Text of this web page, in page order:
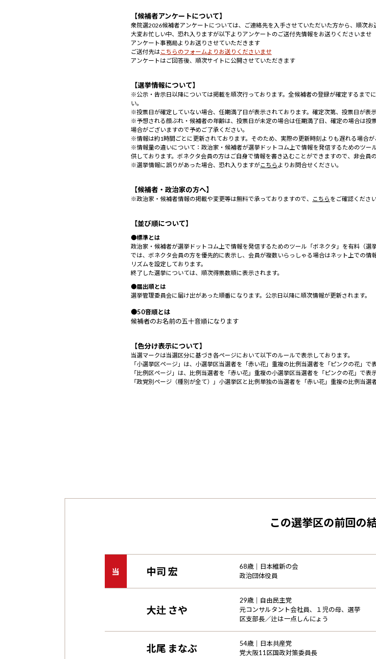
【候補者アンケートについて】
衆院選2026候補者アンケートについては、ご連絡先を入手させていただいた方から、順次お
大変お忙しい中、恐れ入りますが以下よりアンケートのご送付先情報をお送りくださいませ
アンケート事務局よりお送りさせていただきます
ご送付先はこちらのフォームよりお送りくださいませ
アンケートはご回答後、順次サイトに公開させていただきます
【選挙情報について】
※公示・告示日以降については掲載を順次行っております。全候補者の登録が確定するまで
い。
※投票日が確定していない場合、任期満了日が表示されております。確定次第、投票日が表
※予想される顔ぶれ・候補者の年齢は、投票日が未定の場合は任期満了日、確定の場合は投
場合がございますので予めご了承ください。
※情報は約1時間ごとに更新されております。そのため、実際の更新時刻よりも遅れる場合が
※情報量の違いについて：政治家・候補者が選挙ドットコム上で情報を発信するためのツー
供しております。ボネクタ会員の方はご自身で情報を書き込むことができますので、非会員
※選挙情報に誤りがあった場合、恐れ入りますがこちら よりお問合せください。
【候補者・政治家の方へ】
※政治家・候補者情報の掲載や変更等は無料で承っておりますので、 こちら をご確認ください
【並び順について】
●標準とは
政治家・候補者が選挙ドットコム上で情報を発信するためのツール「ボネクタ」を有料（
では、ボネクタ会員の方を優先的に表示し、会員が複数いらっしゃる場合はネット上での
リズムを設定しております。
終了した選挙については、順次得票数順に表示されます。
●届出順とは
選挙管理委員会に届け出があった順番になります。公示日以降に順次情報が更新されます。
●50音順とは
候補者のお名前の五十音順になります
【色分け表示について】
当選マークは当選区分に基づき各ページにおいて以下のルールで表示しております。
「小選挙区ページ」は、小選挙区当選者を「赤い花」重複の比例当選者を「ピンクの花」で
「比例区ページ」は、比例当選者を「赤い花」重複の小選挙区当選者を「ピンクの花」で表
「政党別ページ（種別が全て）」小選挙区と比例単独の当選者を「赤い花」重複の比例当選
この選挙区の前回の
当 中司 宏 68歳｜
日本維新の会
政治団体役員
大辻 さや
29歳｜ 自由民主党
元コンサルタント会社員、１児の母、選挙
区支部長／辻は一点しんにょう
北尾 まなぶ 54歳｜
日本共産党
党大阪11区国政対策委員長